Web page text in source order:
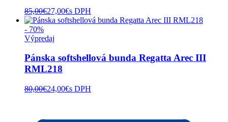
85,00€27,00€s DPH
- 70%
Výpredaj
Pánska softshellová bunda Regatta Arec III
RML218
80,00€24,00€s DPH